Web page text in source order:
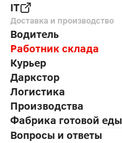
IT
Доставка и производство
Водитель
Работник склада
Курьер
Даркстор
Логистика
Производства
Фабрика готовой еды
Вопросы и ответы